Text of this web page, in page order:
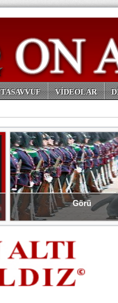
TASAVVUF VİDEOLAR
Görü